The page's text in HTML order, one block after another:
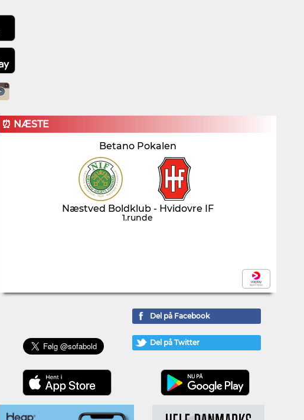
⏰ NÆSTE
Betano Pokalen
Næstved Boldklub - Hvidovre IF
1.runde
Del på Facebook
Del på Twitter